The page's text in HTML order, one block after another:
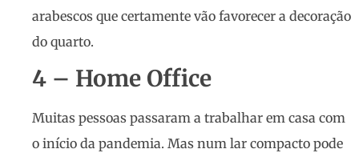
arabescos que certamente vão favorecer a decoração
do quarto.
4 – Home Office
Muitas pessoas passaram a trabalhar em casa com
o início da pandemia. Mas num lar compacto pode